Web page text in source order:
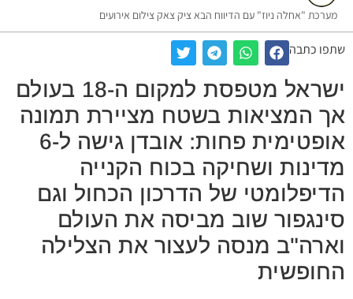
מערכת "אחלה ניוז" עם הדיווח הבא ציק צאק צילום אירועים
שתפו כתבה
ישראל מטפסת למקום ה-18 בעולם
אך המציאות בשטח מציירת תמונה
אופטימית פחות: אובדן גישה ל-6
מדינות ושחיקה בכוח הקנייה
הדיפלומטי של הדרכון הכחול וגם
סינגפור שוב מביסה את העולם
וארה"ב מנסה לעצור את הצלילה
החופשית